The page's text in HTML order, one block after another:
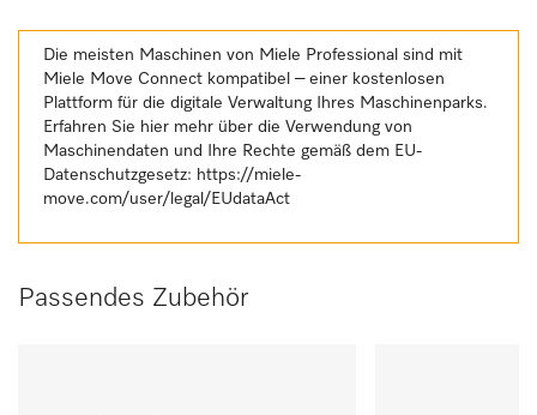
Die meisten Maschinen von Miele Professional sind mit
Miele Move Connect kompatibel – einer kostenlosen
Plattform für die digitale Verwaltung Ihres Maschinenparks.
Erfahren Sie hier mehr über die Verwendung von
Maschinendaten und Ihre Rechte gemäß dem EU-
Datenschutzgesetz: https://miele-
move.com/user/legal/EUdataAct
Passendes Zubehör